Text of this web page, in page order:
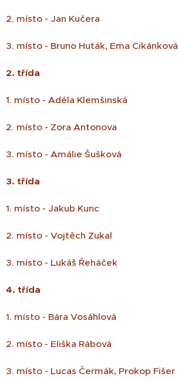
2. místo - Jan Kučera
3. místo - Bruno Huták, Ema Cikánková
2. třída
¨1. místo - Adéla Klemšinská
2. místo - Zora Antonova
3. místo - Amálie Šušková
3. třída
1. místo - Jakub Kunc
2. místo - Vojtěch Zukal
3. místo - Lukáš Řeháček
4. třída
1. místo - Bára Vosáhlová
2. místo - Eliška Rábová
3. místo - Lucas Čermák, Prokop Fišer